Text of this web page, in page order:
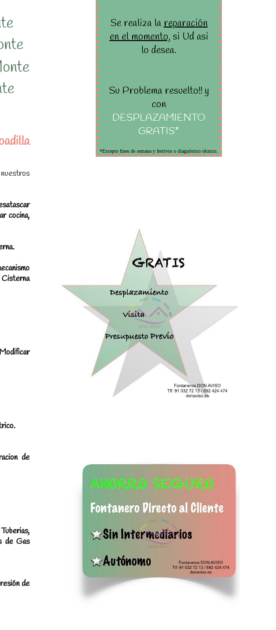
cocina,
de
de Gas
de
Se realiza lareparación
en el momento, si Ud asi
lo desea.
Su Problema resuelto!! y
con
DESPLAZAMIENTO
GRATIS*
*Excepto fines de semana y festivos o diagnóstico técnico.